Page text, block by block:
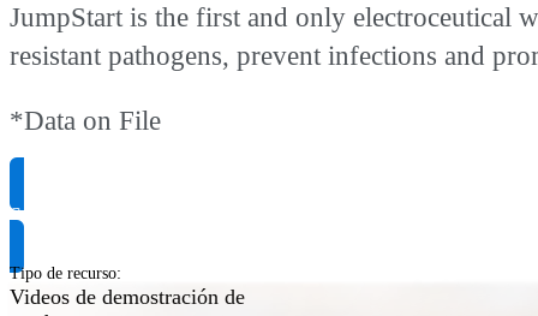
JumpStart is the first and only
resistant pathogens, prevent infections and
*Data on File
Solicitar información del producto
Tipo de recurso:
Videos de demostración de